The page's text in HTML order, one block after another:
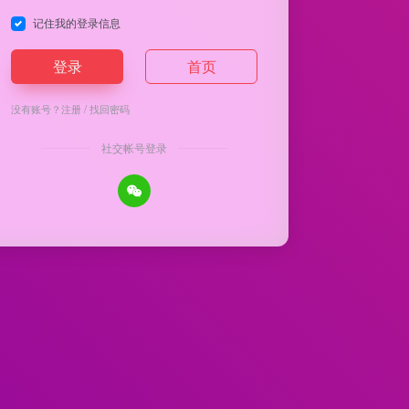
记住我的登录信息
登录 首页
没有账号？注册/找回密码
社交帐号登录